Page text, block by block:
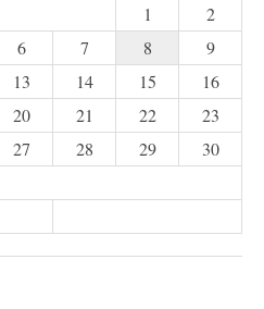
1
2
6 7 8
9
13 14 15
16
20 21 22
23
27 28 29
30